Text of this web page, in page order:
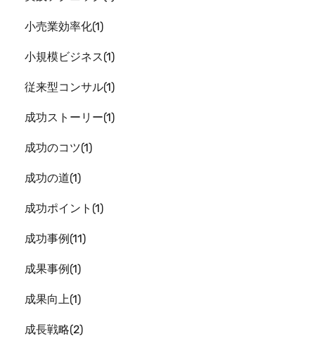
小売業効率化 1
小規模ビジネス 1
従来型コンサル 1
成功ストーリー 1
成功のコツ 1
成功の道 1
成功ポイント 1
成功事例 11
成果事例 1
成果向上 1
成長戦略 2